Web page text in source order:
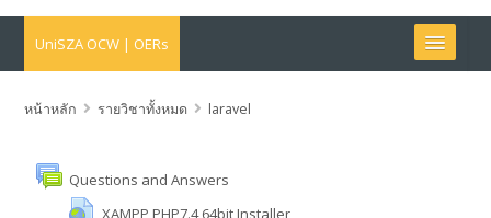
UniSZA OCW | OERs
My Courses
e-Learning Website
หน้าหลัก รายวิชาทั้งหมด laravel
Questions and Answers
XAMPP PHP7.4 64bit Installer